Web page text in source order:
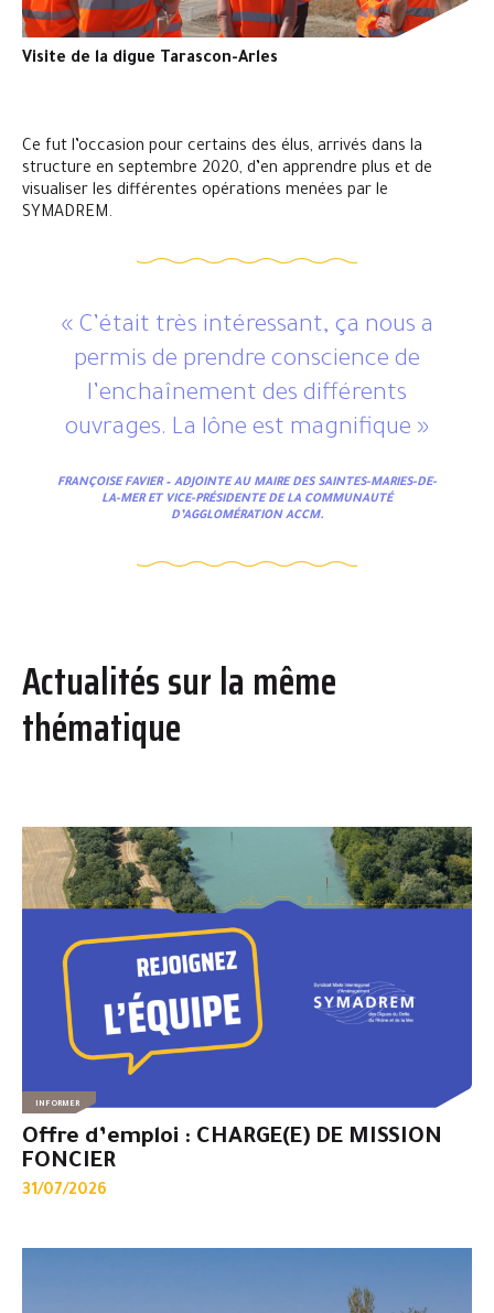
Visite de la digue Tarascon-Arles
Ce fut l’occasion pour certains des élus, arrivés dans la
structure en septembre 2020, d’en apprendre plus et de
visualiser les différentes opérations menées par le
SYMADREM.
« C’était très intéressant, ça nous a
permis de prendre conscience de
l’enchaînement des différents
ouvrages. La lône est magnifique »
FRANÇOISE FAVIER – ADJOINTE AU MAIRE DES SAINTES-MARIES-DE-
LA-MER ET VICE-PRÉSIDENTE DE LA COMMUNAUTÉ
D’AGGLOMÉRATION ACCM.
Actualités sur la même
thématique
INFORMER
Offre d’emploi : CHARGE(E) DE MISSION
FONCIER
31/07/2026